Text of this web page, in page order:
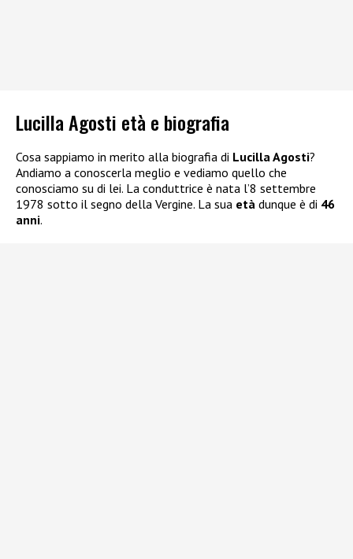
Lucilla Agosti età e biografia
Cosa sappiamo in merito alla biografia di Lucilla Agosti?
Andiamo a conoscerla meglio e vediamo quello che
conosciamo su di lei. La conduttrice è nata l’8 settembre
1978 sotto il segno della Vergine. La sua età dunque è di 46
anni.